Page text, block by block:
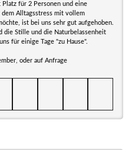
Platz für 2 Personen und eine
Alltagsstress mit vollem
ist bei uns sehr gut aufgehoben.
die Stille und die Naturbelassenheit
für einige Tage "zu Hause".
oder auf Anfrage